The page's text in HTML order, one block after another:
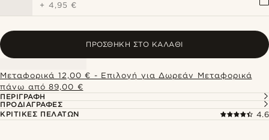
+ 4,95 €
ΠΡΟΣΘΉΚΗ ΣΤΟ ΚΑΛΆΘΙ
Μεταφορικά 12,00 € - Επιλογή για Δωρεάν Μεταφορικά
πάνω από 89,00 €
ΠΕΡΙΓΡΑΦΉ
ΠΡΟΔΙΑΓΡΑΦΈΣ
ΚΡΙΤΙΚΈΣ ΠΕΛΑΤΏΝ
4.6